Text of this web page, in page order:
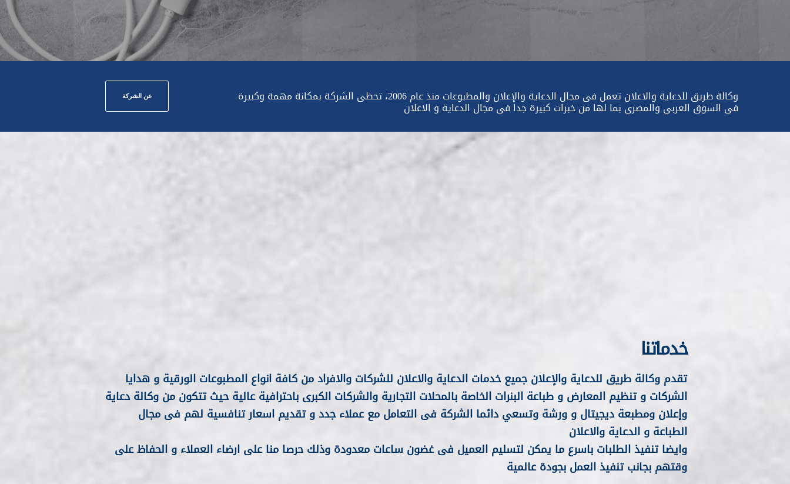
عن الشركة وكالة طريق للدعاية والاعلان تعمل فى مجال الدعاية والإعلان والمطبوعات منذ عام 2006، تحظى الشركة بمكانة مهمة وكبيرة
فى السوق العربي والمصري بما لها من خبرات كبيرة جدا فى مجال الدعاية و الاعلان
خدماتنا
تقدم وكالة طريق للدعاية والإعلان جميع خدمات الدعاية والاعلان للشركات والافراد من كافة انواع المطبوعات الورقية و هدايا
الشركات و تنظيم المعارض و طباعة البنرات الخاصة بالمحلات التجارية والشركات الكبرى باحترافية عالية حيث تتكون من وكالة دعاية
وإعلان ومطبعة ديجيتال و ورشة وتسعي دائما الشركة فى التعامل مع عملاء جدد و تقديم اسعار تنافسية لهم فى مجال
الطباعة و الدعاية والاعلان
وايضا تنفيذ الطلبات باسرع ما يمكن لتسليم العميل فى غضون ساعات معدودة وذلك حرصا منا على ارضاء العملاء و الحفاظ على
وقتهم بجانب تنفيذ العمل بجودة عالمية